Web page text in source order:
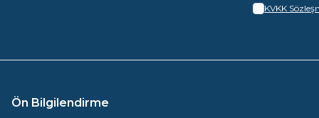
KVKK
Ön Bilgilendirme